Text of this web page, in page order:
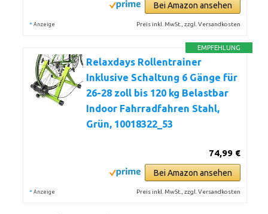
Bei Amazon ansehen
* Anzeige Preis inkl. MwSt., zzgl. Versandkosten
EMPFEHLUNG
Relaxdays Rollentrainer
Inklusive Schaltung 6 Gänge für
26-28 zoll bis 120 kg Belastbar
Indoor Fahrradfahren Stahl,
Grün, 10018322_53
74,99 €
Bei Amazon ansehen
* Anzeige Preis inkl. MwSt., zzgl. Versandkosten